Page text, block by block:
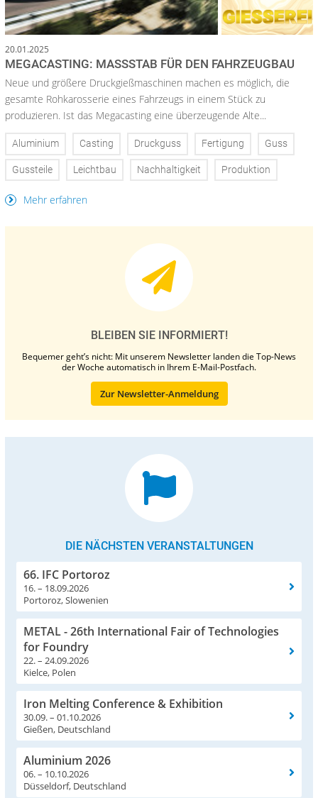
20.01.2025
MEGACASTING: MASSSTAB FÜR DEN FAHRZEUGBAU
Neue und größere Druckgießmaschinen machen es möglich, die
gesamte Rohkarosserie eines Fahrzeugs in einem Stück zu
produzieren. Ist das Megacasting eine überzeugende Alte...
Aluminium Casting Druckguss Fertigung Guss
Gussteile Leichtbau Nachhaltigkeit Produktion
Mehr erfahren
BLEIBEN SIE INFORMIERT!
Bequemer geht’s nicht: Mit unserem Newsletter landen die Top-News
der Woche automatisch in Ihrem E-Mail-Postfach.
Zur Newsletter-Anmeldung
DIE NÄCHSTEN VERANSTALTUNGEN
66. IFC Portoroz
16. – 18.09.2026
Portoroz, Slowenien
METAL - 26th International Fair of Technologies
for Foundry
22. – 24.09.2026
Kielce, Polen
Iron Melting Conference & Exhibition
30.09. – 01.10.2026
Gießen, Deutschland
Aluminium 2026
06. – 10.10.2026
Düsseldorf, Deutschland